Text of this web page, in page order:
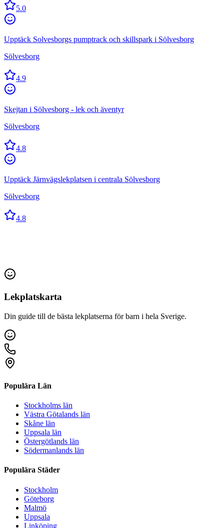
5.0
Upptäck Solvesborgs pumptrack och skillspark i Sölvesborg
Sölvesborg
4.9
Skejtan i Sölvesborg - lek och äventyr
Sölvesborg
4.8
Upptäck Järnvägslekplatsen i centrala Sölvesborg
Sölvesborg
4.8
Lekplatskarta
Din guide till de bästa lekplatserna för barn i hela Sverige.
Populära Län
Stockholms län
Västra Götalands län
Skåne län
Uppsala län
Östergötlands län
Södermanlands län
Populära Städer
Stockholm
Göteborg
Malmö
Uppsala
Linköping